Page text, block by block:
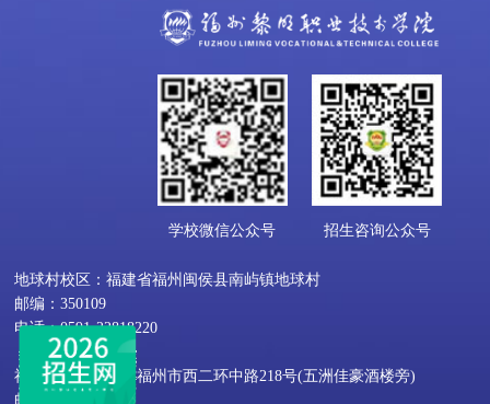
学校微信公众号 招生咨询公众号
地球村校区：福建省福州闽侯县南屿镇地球村
邮编：350109
电话：0591-22818220
福屿校区：福建省福州市西二环中路218号(五洲佳豪酒楼旁)
邮编：350002